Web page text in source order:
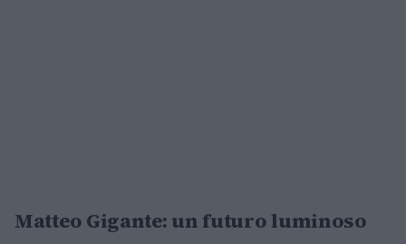
Matteo Gigante: un futuro luminoso